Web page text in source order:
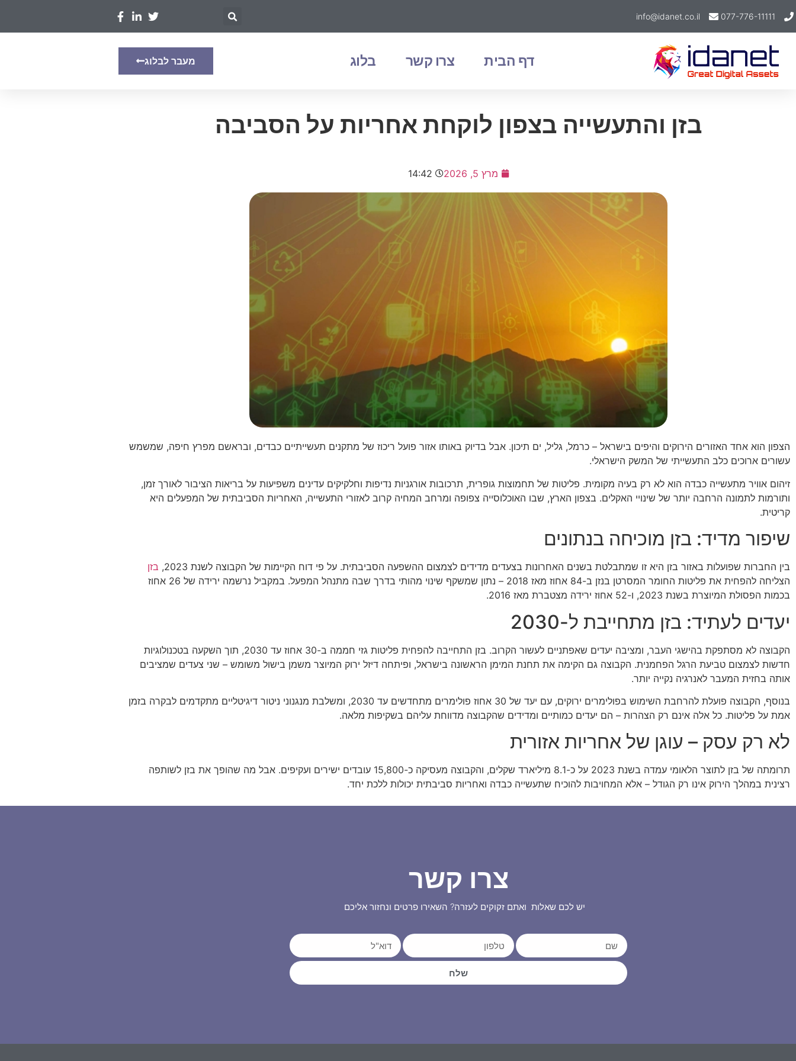
077-776-11111
info@idanet.co.il
דף הבית צרו קשר בלוג מעבר לבלוג
בזן והתעשייה בצפון לוקחת אחריות על הסביבה
מרץ 5, 2026 14:42
הצפון הוא אחד האזורים הירוקים והיפים בישראל – כרמל, גליל, ים תיכון. אבל בדיוק באותו אזור פועל ריכוז של מתקנים תעשייתיים כבדים, ובראשם מפרץ חיפה, שמשמש
עשורים ארוכים כלב התעשייתי של המשק הישראלי.
זיהום אוויר מתעשייה כבדה הוא לא רק בעיה מקומית. פליטות של תחמוצות גופרית, תרכובות אורגניות נדיפות וחלקיקים עדינים משפיעות על בריאות הציבור לאורך זמן,
ותורמות לתמונה הרחבה יותר של שינויי האקלים. בצפון הארץ, שבו האוכלוסייה צפופה ומרחב המחיה קרוב לאזורי התעשייה, האחריות הסביבתית של המפעלים היא
קריטית.
שיפור מדיד: בזן מוכיחה בנתונים
בין החברות שפועלות באזור בזן היא זו שמתבלטת בשנים האחרונות בצעדים מדידים לצמצום ההשפעה הסביבתית. על פי דוח הקיימות של הקבוצה לשנת 2023,
בזן
הצליחה להפחית את פליטות החומר המסרטן בנזן ב-84 אחוז מאז 2018 – נתון שמשקף שינוי מהותי בדרך שבה מתנהל המפעל. במקביל נרשמה ירידה של 26 אחוז
בכמות הפסולת המיוצרת בשנת 2023, ו-52 אחוז ירידה מצטברת מאז 2016.
יעדים לעתיד: בזן מתחייבת ל-2030
הקבוצה לא מסתפקת בהישגי העבר, ומציבה יעדים שאפתניים לעשור הקרוב. בזן התחייבה להפחית פליטות גזי חממה ב-30 אחוז עד 2030, תוך השקעה בטכנולוגיות
חדשות לצמצום טביעת הרגל הפחמנית. הקבוצה גם הקימה את תחנת המימן הראשונה בישראל, ופיתחה דיזל ירוק המיוצר משמן בישול משומש – שני צעדים שמציבים
אותה בחזית המעבר לאנרגיה נקייה יותר.
בנוסף, הקבוצה פועלת להרחבת השימוש בפולימרים ירוקים, עם יעד של 30 אחוז פולימרים מתחדשים עד 2030, ומשלבת מנגנוני ניטור דיגיטליים מתקדמים לבקרה בזמן
אמת על פליטות. כל אלה אינם רק הצהרות – הם יעדים כמותיים ומדידים שהקבוצה מדווחת עליהם בשקיפות מלאה.
לא רק עסק – עוגן של אחריות אזורית
תרומתה של בזן לתוצר הלאומי עמדה בשנת 2023 על כ-8.1 מיליארד שקלים, והקבוצה מעסיקה כ-15,800 עובדים ישירים ועקיפים. אבל מה שהופך את בזן לשותפה
רצינית במהלך הירוק אינו רק הגודל – אלא המחויבות להוכיח שתעשייה כבדה ואחריות סביבתית יכולות ללכת יחד.
צרו קשר
יש לכם שאלות ואתם זקוקים לעזרה? השאירו פרטים ונחזור אליכם
שלח